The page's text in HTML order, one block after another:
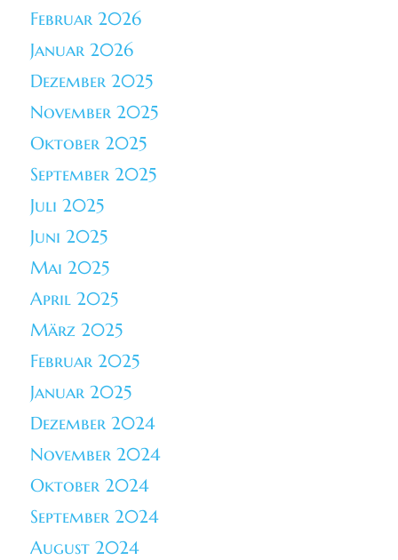
Februar 2026
Januar 2026
Dezember 2025
November 2025
Oktober 2025
September 2025
Juli 2025
Juni 2025
Mai 2025
April 2025
März 2025
Februar 2025
Januar 2025
Dezember 2024
November 2024
Oktober 2024
September 2024
August 2024